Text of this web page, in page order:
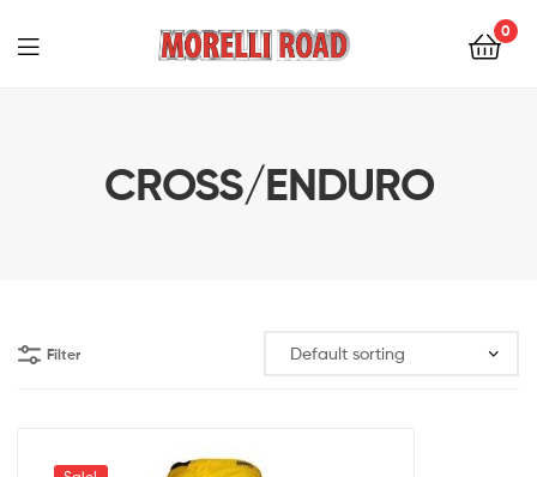
0
CROSS/ENDURO
Filter